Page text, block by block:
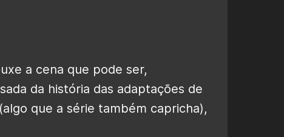
a cena que pode ser,
da história das adaptações de
que a série também capricha),